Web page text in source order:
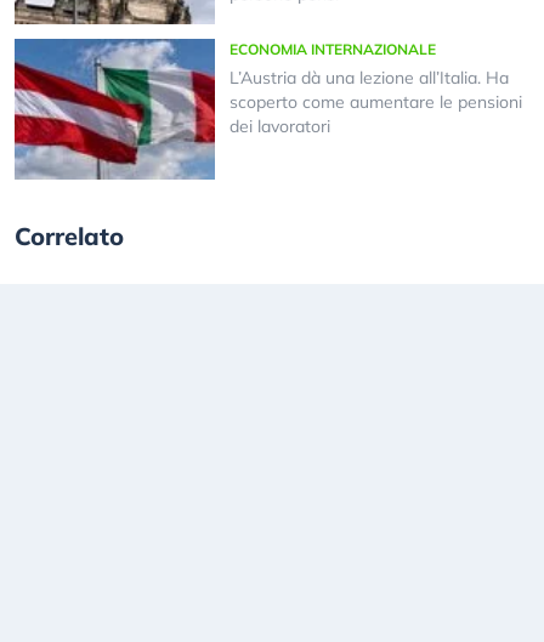
ECONOMIA INTERNAZIONALE
L’Austria dà una lezione all’Italia. Ha
scoperto come aumentare le pensioni
dei lavoratori
Correlato